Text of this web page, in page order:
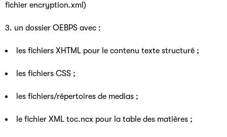
fichier encryption.xml)
3. un dossier OEBPS avec :
les fichiers XHTML pour le contenu texte structuré ;
les fichiers CSS ;
les fichiers/répertoires de medias ;
le fichier XML toc.ncx pour la table des matières ;